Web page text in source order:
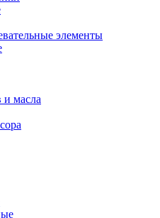
элементы
и масла